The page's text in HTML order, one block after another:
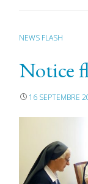
NEWS FLASH
Notice
16 SEPTEMBRE